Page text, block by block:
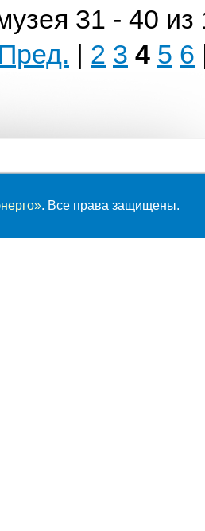
31 - 40 из
Пред. | 2 3 4 5 6
. Все права защищены.